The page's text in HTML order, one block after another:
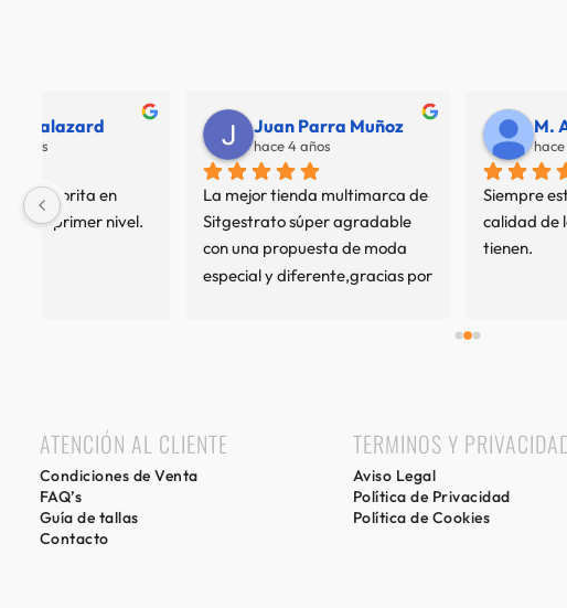
Juan Parra Muñoz
La mejor tienda multimarca de
Sitgestrato súper agradable
con una propuesta de moda
especial y diferente,gracias por
M. A.
Siempre estupendo el trato y
calidad de las marcas que
tienen.
ATENCIÓN AL CLIENTE
Condiciones de Venta
FAQ’s
Guía de tallas
Contacto
TERMINOS Y
Aviso Legal
Política de Privacidad
Política de Cookies